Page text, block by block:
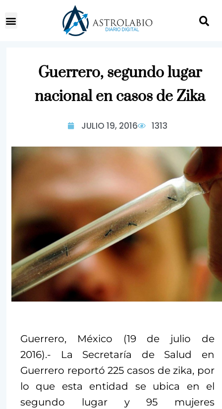
Guerrero, segundo lugar
nacional en casos de Zika
JULIO 19, 2016 1313
Guerrero, México (19 de julio de
2016).- La Secretaría de Salud en
Guerrero reportó 225 casos de zika, por
lo que esta entidad se ubica en el
segundo lugar y 95 mujeres